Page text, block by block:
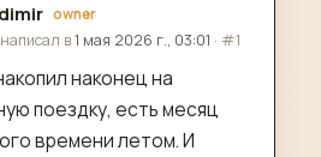
owner
написал в1 мая 2026 г., 03:01 · #1
наконец на
поездку, есть месяц
времени летом. И